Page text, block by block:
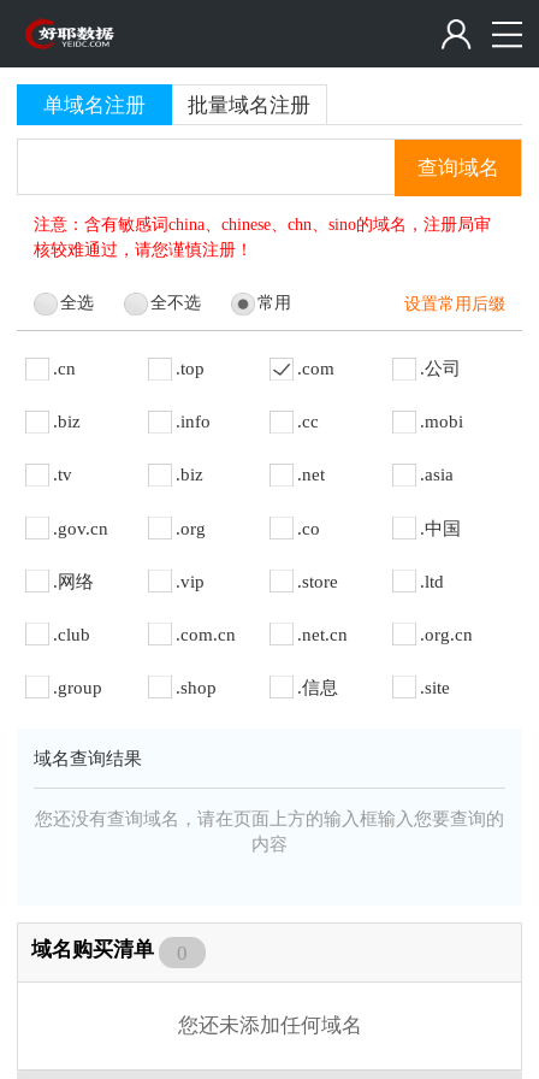
单域名注册 批量域名注册
查询域名
注意：含有敏感词china、chinese、chn、sino的域名，注册局审
核较难通过，请您谨慎注册！
全选 全不选 常用 设置常用后缀
.cn .top .com .公司
.biz .info .cc .mobi
.tv .biz .net .asia
.gov.cn .org .co .中国
.网络 .vip .store .ltd
.club .com.cn .net.cn .org.cn
.group .shop .信息 .site
域名查询结果
您还没有查询域名，请在页面上方的输入框输入您要查询的
内容
域名购买清单 0
您还未添加任何域名